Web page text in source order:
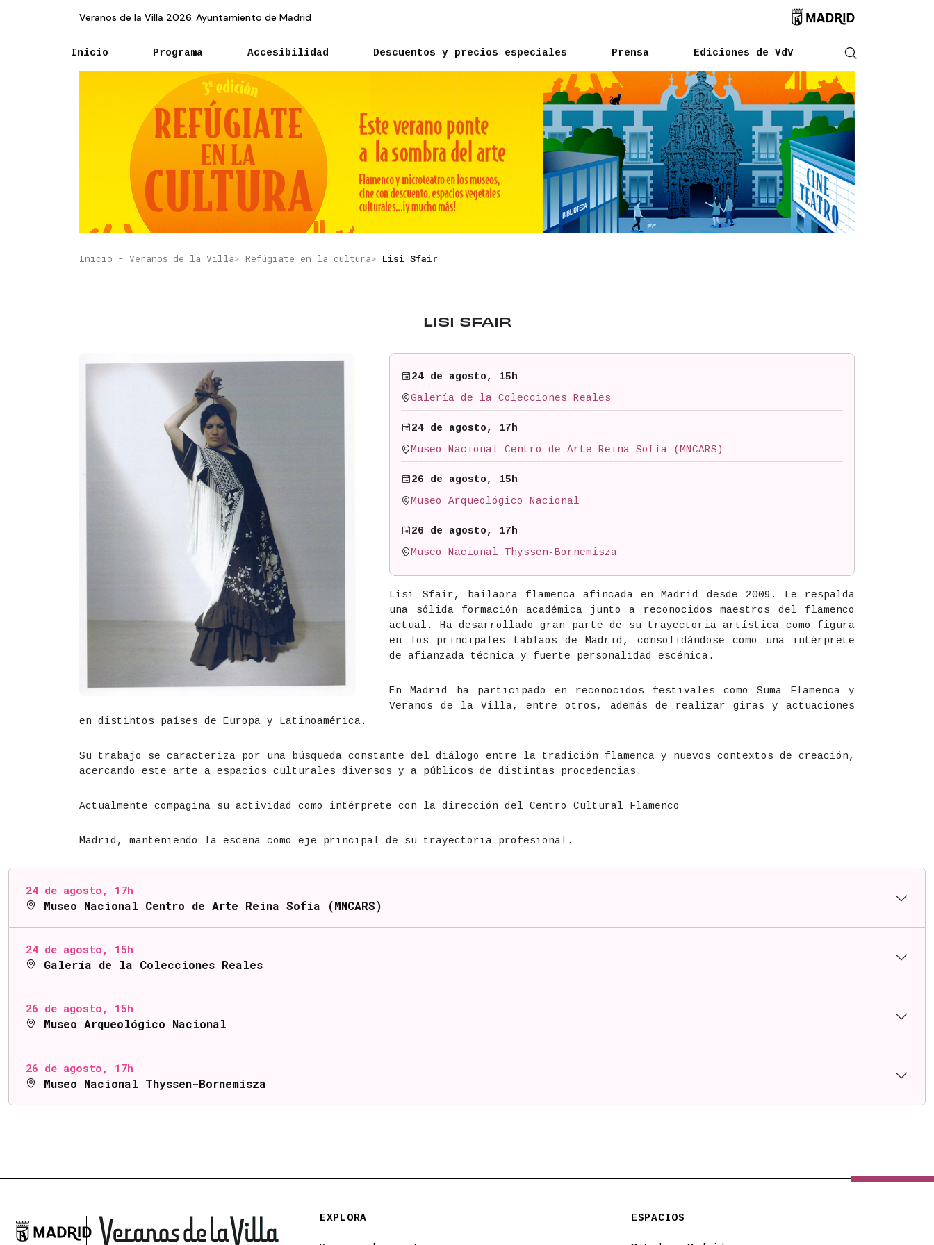

Veranos de la Villa 2026. Ayuntamiento de Madrid
Inicio Programa Accesibilidad Descuentos y precios especiales Prensa Ediciones de VdV Abrir
Inicio - Veranos de la Villa Refúgiate en la cultura Lisi Sfair
LISI SFAIR
24 de agosto, 15h
Galería de la Colecciones Reales
24 de agosto, 17h
Museo Nacional Centro de Arte Reina Sofía (MNCARS)
26 de agosto, 15h
Museo Arqueológico Nacional
26 de agosto, 17h
Museo Nacional Thyssen-Bornemisza
Lisi Sfair, bailaora flamenca afincada en Madrid desde 2009. Le respalda
una sólida formación académica junto a reconocidos maestros del flamenco
actual. Ha desarrollado gran parte de su trayectoria artística como figura
en los principales tablaos de Madrid, consolidándose como una intérprete
de afianzada técnica y fuerte personalidad escénica.
En Madrid ha participado en reconocidos festivales como Suma Flamenca y
Veranos de la Villa, entre otros, además de realizar giras y actuaciones
en distintos países de Europa y Latinoamérica.
Su trabajo se caracteriza por una búsqueda constante del diálogo entre la tradición flamenca y nuevos contextos de creación,
acercando este arte a espacios culturales diversos y a públicos de distintas procedencias.
Actualmente compagina su actividad como intérprete con la dirección del Centro Cultural Flamenco
Madrid, manteniendo la escena como eje principal de su trayectoria profesional.
FECHAS Y LUGARES
24 de agosto, 17h
Museo Nacional Centro de Arte Reina Sofía (MNCARS)
24 de agosto, 15h
Galería de la Colecciones Reales
26 de agosto, 15h
Museo Arqueológico Nacional
26 de agosto, 17h
Museo Nacional Thyssen-Bornemisza

Ayuntamiento de Madrid
EXPLORA ESPACIOS